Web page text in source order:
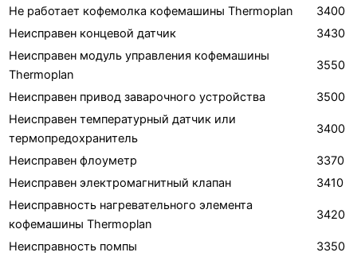
Не работает кофемолка кофемашины Thermoplan
3400
Неисправен концевой датчик
3430
Неисправен модуль управления кофемашины
Thermoplan
3550
Неисправен привод заварочного устройства
3500
Неисправен температурный датчик или
термопредохранитель
3400
Неисправен флоуметр
3370
Неисправен электромагнитный клапан
3410
Неисправность нагревательного элемента
кофемашины Thermoplan
3420
Неисправность помпы
3350